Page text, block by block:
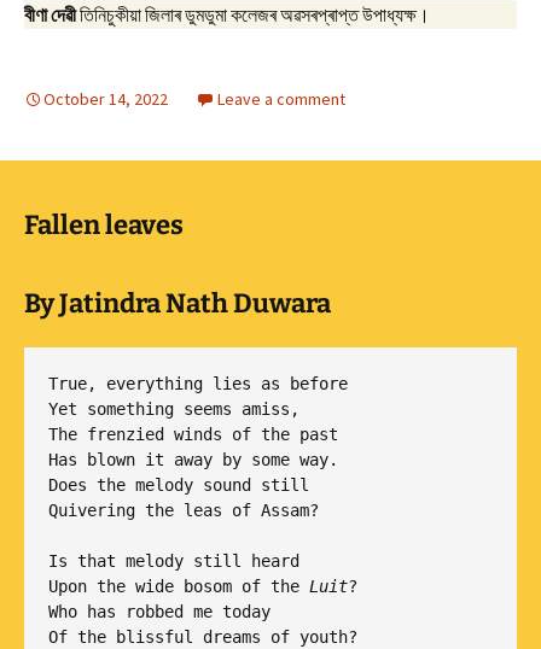
বীণা দেৱীতিনিচুকীয়া জিলাৰ ডুমডুমা কলেজৰ অৱসৰপ্ৰাপ্ত উপাধ্যক্ষ।
October 14, 2022 Leave a comment
Fallen leaves
By Jatindra Nath Duwara
True, everything lies as before
Yet something seems amiss,
The frenzied winds of the past
Has blown it away by some way.
Does the melody sound still
Quivering the leas of Assam?
Is that melody still heard
Upon the wide bosom of the Luit?
Who has robbed me today
Of the blissful dreams of youth?